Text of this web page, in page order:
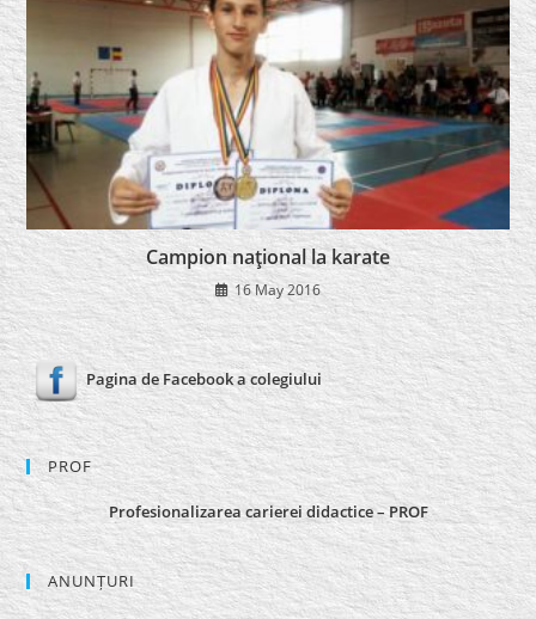
Campion naţional la karate
16 May 2016
Pagina de Facebook a colegiului
PROF
Profesionalizarea carierei didactice – PROF
ANUNȚURI